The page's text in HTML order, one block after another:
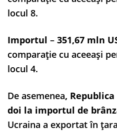
locul 8.
Importul – 351,67 mln
comparație cu aceeași
locul 4.
De asemenea,
doi la importul de
Ucraina a exportat în